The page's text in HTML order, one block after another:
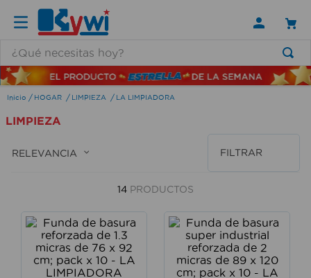
HOGAR LIMPIEZA LA LIMPIADORA
LIMPIEZA
RELEVANCIA FILTRAR
14 PRODUCTOS
TÉRMINOS MÁS BUSCADOS
1.
lamparas
2.
ducha
3.
silla
escritorio
aspiradora
taladro